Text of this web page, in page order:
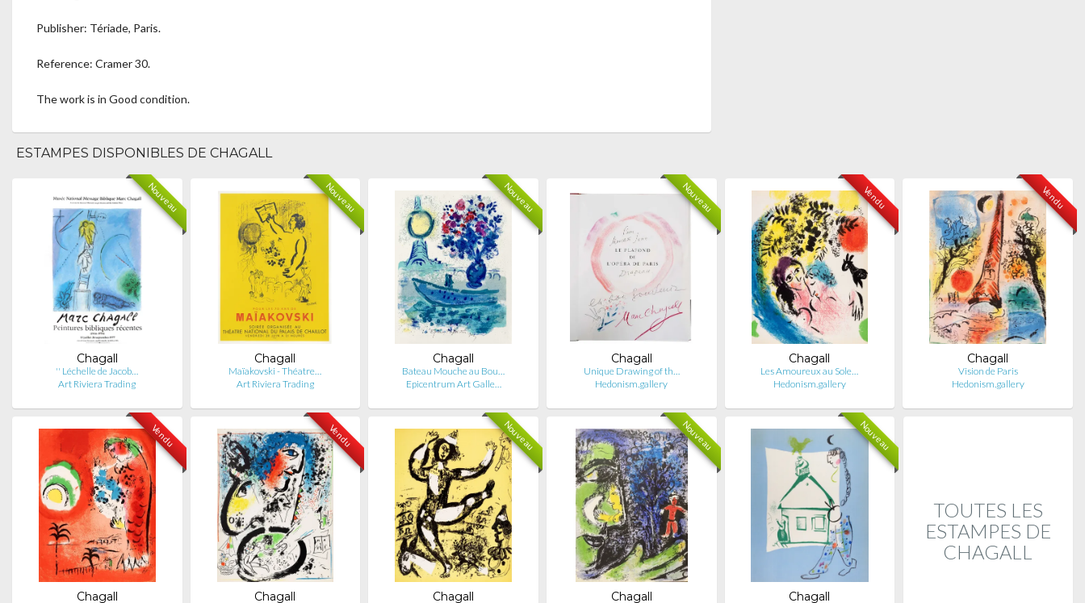
Publisher: Tériade, Paris.
Reference: Cramer 30.
The work is in Good condition.
ESTAMPES DISPONIBLES DE CHAGALL
Nouveau
Chagall
'' Léchelle de Jacob…
Art Riviera Trading
Nouveau
Chagall
Maïakovski - Théatre…
Art Riviera Trading
Nouveau
Chagall
Bateau Mouche au Bou…
Epicentrum Art Galle…
Nouveau
Chagall
Unique Drawing of th…
Hedonism.gallery
Vendu
Chagall
Les Amoureux au Sole…
Hedonism.gallery
Vendu
Chagall
Vision de Paris
Hedonism.gallery
Vendu
Chagall
Vendu
Chagall
Nouveau
Chagall
Nouveau
Chagall
Nouveau
Chagall
TOUTES LES
ESTAMPES DE
CHAGALL